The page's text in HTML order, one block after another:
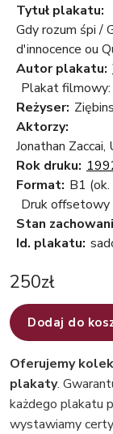
Tytuł plakatu:
Gdy rozum śpi /
d'innocence ou
Autor plakatu:
Plakat filmowy:
Reżyser:
Aktorzy:
Jonathan
Rok druku:
Format: B1
Druk offsetowy
Stan
Id. plakatu:
250zł
Dodaj do
Oferujemy
plakaty.
każdego plakatu
wystawiamy